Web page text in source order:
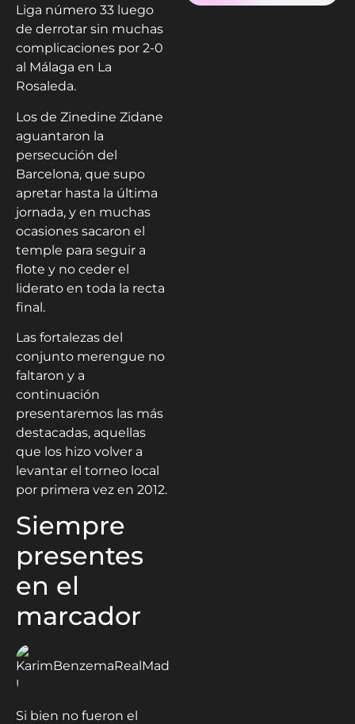
Liga número 33 luego
de derrotar sin muchas
complicaciones por 2-0
al Málaga en La
Rosaleda.
Los de Zinedine Zidane
aguantaron la
persecución del
Barcelona, que supo
apretar hasta la última
jornada, y en muchas
ocasiones sacaron el
temple para seguir a
flote y no ceder el
liderato en toda la recta
final.
Las fortalezas del
conjunto merengue no
faltaron y a
continuación
presentaremos las más
destacadas, aquellas
que los hizo volver a
levantar el torneo local
por primera vez en 2012.
Siempre
presentes
en el
marcador
Si bien no fueron el